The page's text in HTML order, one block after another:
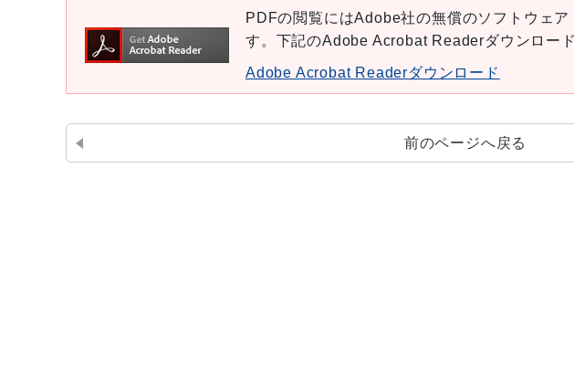
PDFの閲覧にはAdobe社の無償のソフトウェ
す。下記のAdobe Acrobat Readerダウンロー
Adobe Acrobat Readerダウンロード
前のページへ戻る